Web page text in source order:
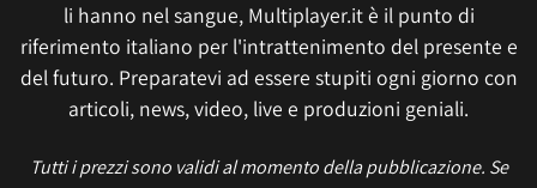
li hanno nel sangue, Multiplayer.it è il punto di
riferimento italiano per l'intrattenimento del presente e
del futuro. Preparatevi ad essere stupiti ogni giorno con
articoli, news, video, live e produzioni geniali.
Tutti i prezzi sono validi al momento della pubblicazione. Se